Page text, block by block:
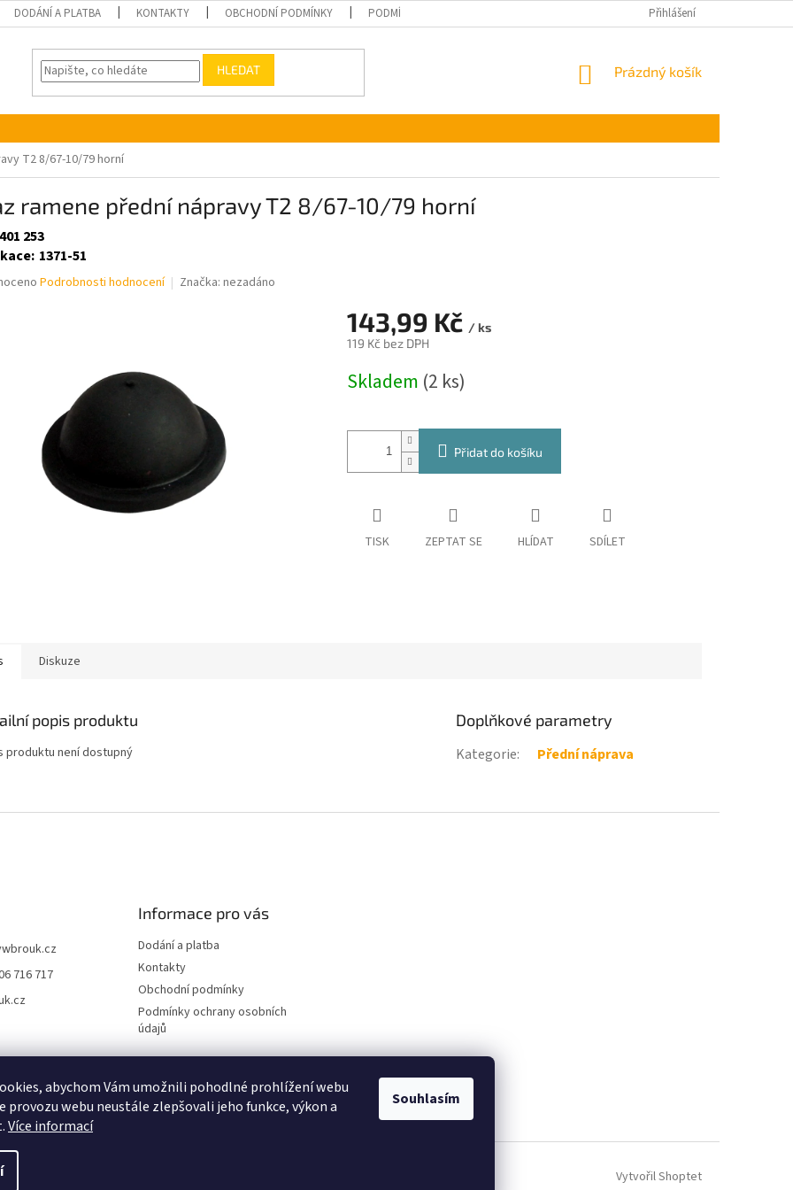
abychom Vám umožnili pohodlné prohlížení webu
provozu webu neustále zlepšovali jeho funkce, výkon a
Více informací
Souhlasím
DODÁNÍ A PLATBA KONTAKTY OBCHODNÍ PODMÍNKY PODMÍNKY OCHRANY OSOBNÍCH ÚDAJŮ Přihlášení
HLEDAT
NÁKUPNÍ
Prázdný košík
T2 8/67-10/79 horní
ramene přední nápravy T2 8/67-10/79 horní
253
: 1371-51
Podrobnosti hodnocení Značka: nezadáno
143,99 Kč / ks
119 Kč bez DPH
cena:
Skladem (2 ks)
Přidat do košíku
TISK ZEPTAT SE HLÍDAT SDÍLET
Diskuze
popis produktu
produktu není dostupný
Doplňkové parametry
Kategorie: Přední náprava
716 717
Informace pro vás
Dodání a platba
Kontakty
Obchodní podmínky
Podmínky ochrany osobních
údajů
Vytvořil Shoptet